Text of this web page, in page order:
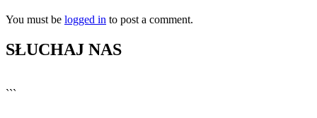
You must be logged in to post a comment.
SŁUCHAJ NAS
```